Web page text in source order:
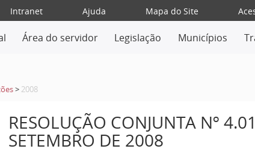
Intranet Ajuda Mapa do Site
Área do servidor Legislação Municípios
> 2008
RESOLUÇÃO CONJUNTA Nº
SETEMBRO DE 2008